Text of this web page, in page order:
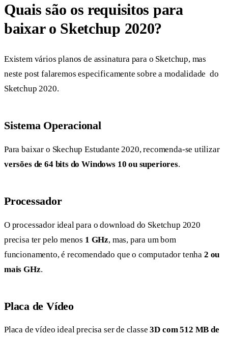
Quais são os requisitos para
baixar o Sketchup 2020?
Existem vários planos de assinatura para o Sketchup, mas
neste post falaremos especificamente sobre a modalidade do
Sketchup 2020.
Sistema Operacional
Para baixar o Skechup Estudante 2020, recomenda-se utilizar
versões de 64 bits do Windows 10 ou superiores.
Processador
O processador ideal para o download do Sketchup 2020
precisa ter pelo menos 1 GHz, mas, para um bom
funcionamento, é recomendado que o computador tenha 2 ou
mais GHz.
Placa de Vídeo
Placa de vídeo ideal precisa ser de classe3D com 512 MB de